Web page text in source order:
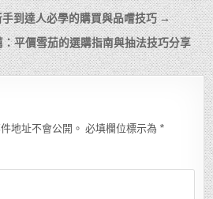
到達人必學的購買與品嚐技巧 →
平價雪茄的選購指南與抽法技巧分享
地址不會公開。 必填欄位標示為 *